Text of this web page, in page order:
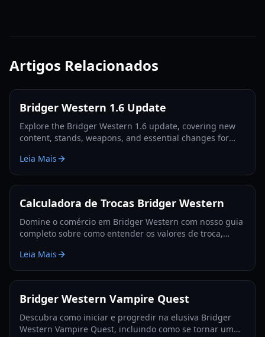
Artigos Relacionados
Bridger Western 1.6 Update
Explore the Bridger Western 1.6 update, covering new
content, stands, weapons, and essential changes for
Leia Mais
Calculadora de Trocas Bridger Western
Domine o comércio em Bridger Western com nosso guia
completo sobre como entender os valores de troca,
informadas.
Leia Mais
Bridger Western Vampire Quest
Descubra como iniciar e progredir na elusiva Bridger
Western Vampire Quest, incluindo como se tornar um